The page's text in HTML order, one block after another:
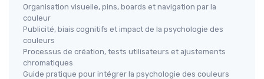
Organisation visuelle, pins, boards et navigation par la
couleur
Publicité, biais cognitifs et impact de la psychologie des
couleurs
Processus de création, tests utilisateurs et ajustements
chromatiques
Guide pratique pour intégrer la psychologie des couleurs